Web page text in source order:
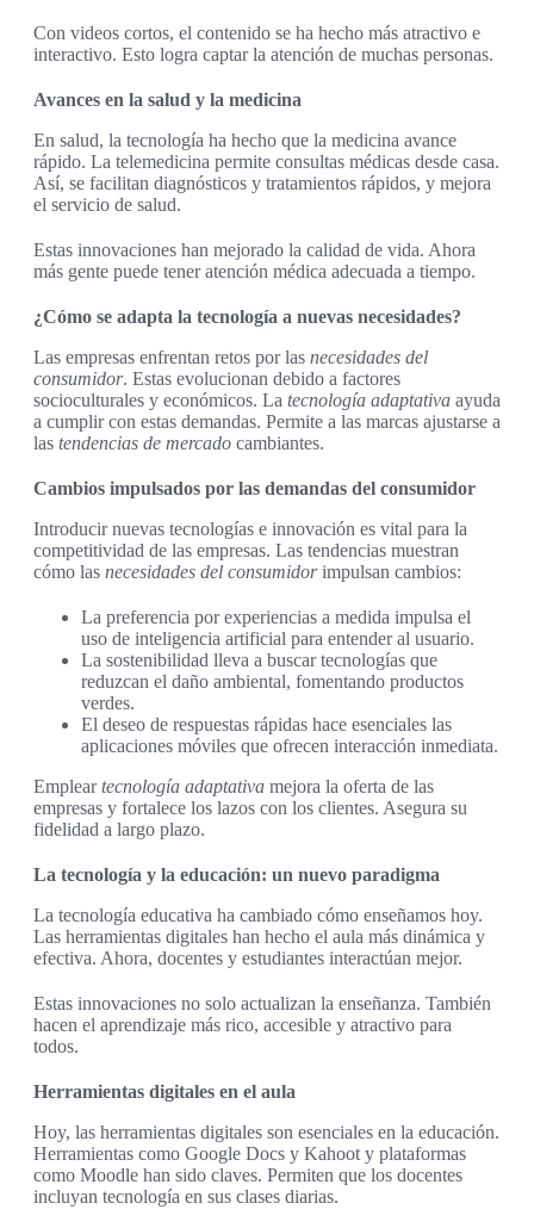
Con videos cortos, el contenido se ha hecho más atractivo e
interactivo. Esto logra captar la atención de muchas personas.
Avances en la salud y la medicina
En salud, la tecnología ha hecho que la medicina avance
rápido. La telemedicina permite consultas médicas desde casa.
Así, se facilitan diagnósticos y tratamientos rápidos, y mejora
el servicio de salud.
Estas innovaciones han mejorado la calidad de vida. Ahora
más gente puede tener atención médica adecuada a tiempo.
¿Cómo se adapta la tecnología a nuevas necesidades?
Las empresas enfrentan retos por las necesidades del
consumidor. Estas evolucionan debido a factores
socioculturales y económicos. La tecnología adaptativa ayuda
a cumplir con estas demandas. Permite a las marcas ajustarse a
las tendencias de mercado cambiantes.
Cambios impulsados por las demandas del consumidor
Introducir nuevas tecnologías e innovación es vital para la
competitividad de las empresas. Las tendencias muestran
cómo las necesidades del consumidorimpulsan cambios:
La preferencia por experiencias a medida impulsa el
uso de inteligencia artificial para entender al usuario.
La sostenibilidad lleva a buscar tecnologías que
reduzcan el daño ambiental, fomentando productos
verdes.
El deseo de respuestas rápidas hace esenciales las
aplicaciones móviles que ofrecen interacción inmediata.
Empleartecnología adaptativa mejora la oferta de las
empresas y fortalece los lazos con los clientes. Asegura su
fidelidad a largo plazo.
La tecnología y la educación: un nuevo paradigma
La tecnología educativa ha cambiado cómo enseñamos hoy.
Las herramientas digitales han hecho el aula más dinámica y
efectiva. Ahora, docentes y estudiantes interactúan mejor.
Estas innovaciones no solo actualizan la enseñanza. También
hacen el aprendizaje más rico, accesible y atractivo para
todos.
Herramientas digitales en el aula
Hoy, las herramientas digitales son esenciales en la educación.
Herramientas como Google Docs y Kahoot y plataformas
como Moodle han sido claves. Permiten que los docentes
incluyan tecnología en sus clases diarias.